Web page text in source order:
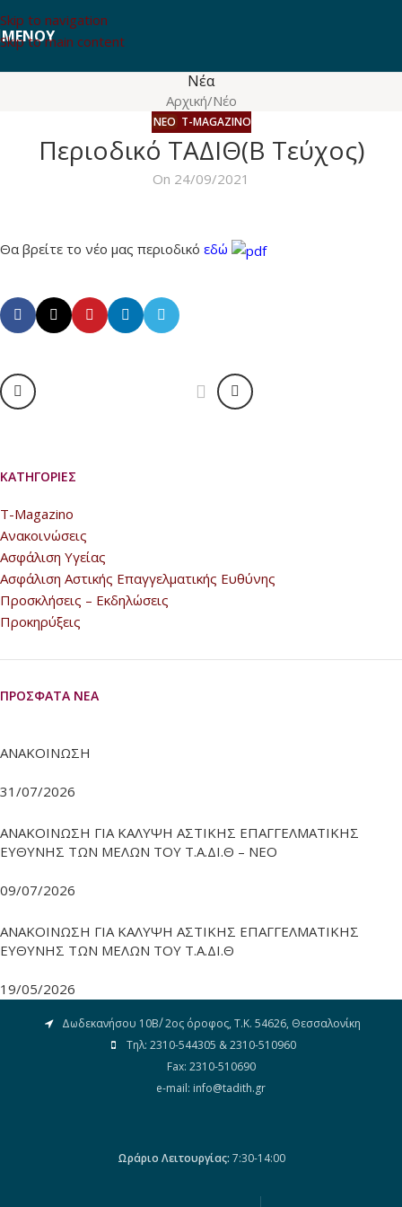
Skip to navigation
Skip to main content
ΜΕΝΟΎ
Νέα
Αρχική Νέο
T-MAGAZINO
Περιοδικό ΤΑΔΙΘ(Β Τεύχος)
On 24/09/2021
Θα βρείτε το νέο μας περιοδικό εδώ
ΚΑΤΗΓΟΡΊΕΣ
T-Magazino
Ανακοινώσεις
Ασφάλιση Υγείας
Ασφάλιση Αστικής Επαγγελματικής Ευθύνης
Προσκλήσεις – Εκδηλώσεις
Προκηρύξεις
ΠΡΌΣΦΑΤΑ ΝΈΑ
ΑΝΑΚΟΙΝΩΣΗ
31/07/2026
ΑΝΑΚΟΙΝΩΣΗ ΓΙΑ ΚΑΛΥΨΗ ΑΣΤΙΚΗΣ ΕΠΑΓΓΕΛΜΑΤΙΚΗΣ
ΕΥΘΥΝΗΣ ΤΩΝ ΜΕΛΩΝ ΤΟΥ Τ.Α.ΔΙ.Θ – ΝΕΟ
09/07/2026
ΑΝΑΚΟΙΝΩΣΗ ΓΙΑ ΚΑΛΥΨΗ ΑΣΤΙΚΗΣ ΕΠΑΓΓΕΛΜΑΤΙΚΗΣ
ΕΥΘΥΝΗΣ ΤΩΝ ΜΕΛΩΝ ΤΟΥ Τ.Α.ΔΙ.Θ
19/05/2026
Δωδεκανήσου 10Β΄/ 2ος όροφος, Τ.Κ. 54626, Θεσσαλονίκη
Τηλ: 2310-544305 & 2310-510960
Fax: 2310-510690
e-mail: info@tadith.gr
Ωράριο Λειτουργίας: 7:30-14:00